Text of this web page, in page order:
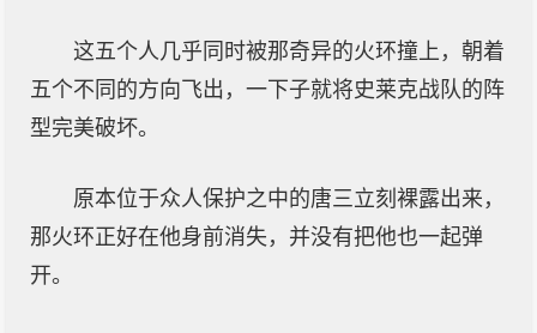
这五个人几乎同时被那奇异的火环撞上，朝着
五个不同的方向飞出，一下子就将史莱克战队的阵
型完美破坏。
原本位于众人保护之中的唐三立刻裸露出来，
那火环正好在他身前消失，并没有把他也一起弹
开。